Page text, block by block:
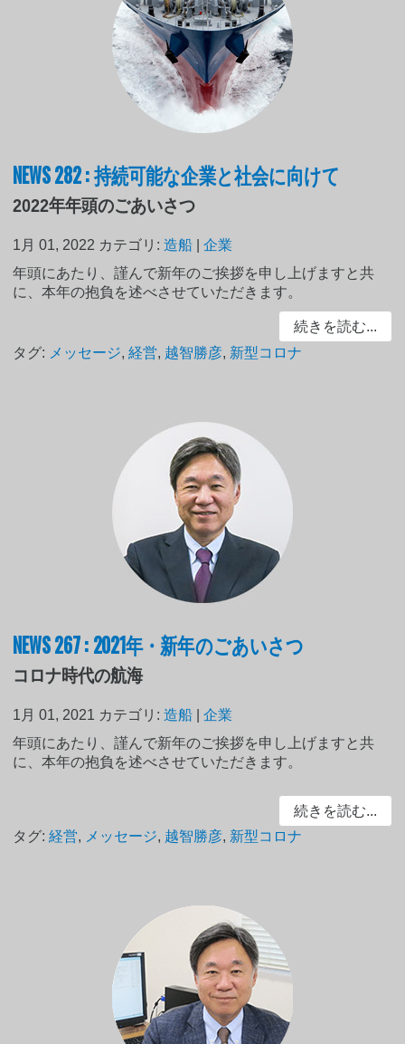
NEWS 282 : 持続可能な企業と社会に向けて
2022年年頭のごあいさつ
1月 01, 2022 カテゴリ:造船 |企業
年頭にあたり、謹んで新年のご挨拶を申し上げますと共
に、本年の抱負を述べさせていただきます。
続きを読む...
タグ: メッセージ,経営, 越智勝彦, 新型コロナ
NEWS 267 : 2021年・新年のごあいさつ
コロナ時代の航海
1月 01, 2021 カテゴリ:造船 |企業
年頭にあたり、謹んで新年のご挨拶を申し上げますと共
に、本年の抱負を述べさせていただきます。
続きを読む...
タグ:経営, メッセージ, 越智勝彦, 新型コロナ